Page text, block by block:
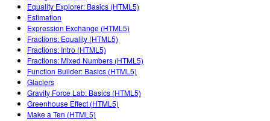
Equality Explorer: Basics (HTML5)
Estimation
Expression Exchange (HTML5)
Fractions: Equality (HTML5)
Fractions: Intro (HTML5)
Fractions: Mixed Numbers (HTML5)
Function Builder: Basics (HTML5)
Glaciers
Gravity Force Lab: Basics (HTML5)
Greenhouse Effect (HTML5)
Make a Ten (HTML5)